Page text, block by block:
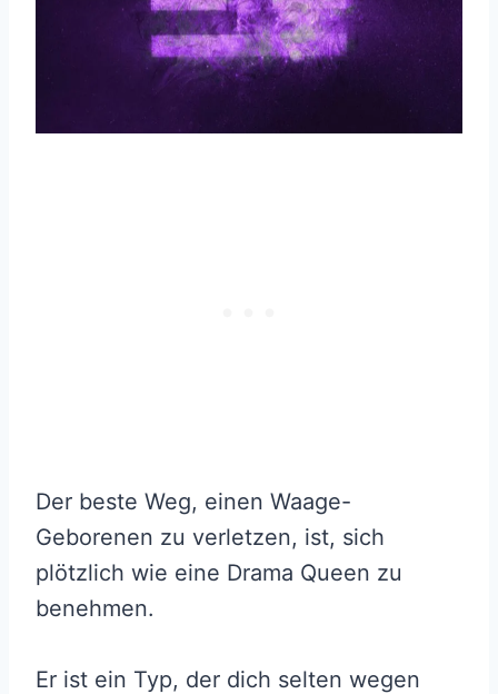
Der beste Weg, einen Waage-
Geborenen zu verletzen, ist, sich
plötzlich wie eine Drama Queen zu
benehmen.
Er ist ein Typ, der dich selten wegen